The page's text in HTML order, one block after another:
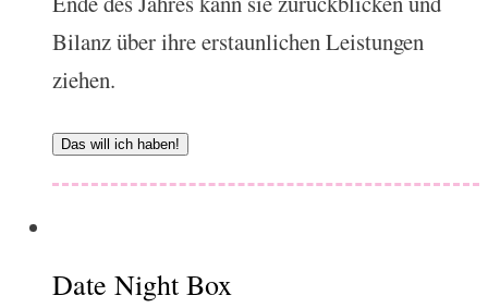
Bilanz über ihre erstaunlichen Leistungen
ziehen.
Das will ich haben!
Date Night Box